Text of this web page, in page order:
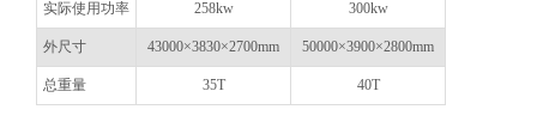
实际使用功率 258kw 300kw
外尺寸 43000×3830×2700mm 50000×3900×2800mm
总重量 35T 40T